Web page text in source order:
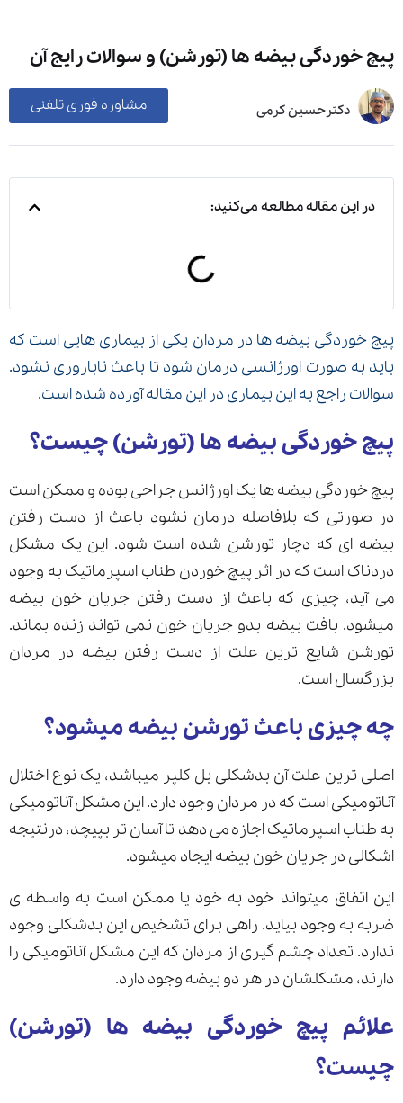
پیچ خوردگی بیضه ها (تورشن) و سوالات رایج آن
دکترحسین کرمی مشاوره فوری تلفنی
در این مقاله مطالعه می‌کنید:
پیچ خوردگی بیضه ها در مردان یکی از بیماری هایی است که
باید به صورت اورژانسی درمان شود تا باعث ناباروری نشود.
سوالات راجع به این بیماری در این مقاله آورده شده است.
پیچ خوردگی بیضه ها (تورشن) چیست؟
پیچ خوردگی بیضه ها یک اورژانس جراحی بوده و ممکن است
در صورتی که بلافاصله درمان نشود باعث از دست رفتن
بیضه ای که دچار تورشن شده است شود. این یک مشکل
دردناک است که در اثر پیچ خوردن طناب اسپرماتیک به وجود
می آید، چیزی که باعث از دست رفتن جریان خون بیضه
میشود. بافت بیضه بدو جریان خون نمی تواند زنده بماند.
تورشن شایع ترین علت از دست رفتن بیضه در مردان
بزرگسال است.
چه چیزی باعث تورشن بیضه میشود؟
اصلی ترین علت آن بدشکلی بل کلپر میباشد، یک نوع اختلال
آناتومیکی است که در مردان وجود دارد. این مشکل آناتومیکی
به طناب اسپرماتیک اجازه می دهد تا آسان تر بپیچد، درنتیجه
اشکالی در جریان خون بیضه ایجاد میشود.
این اتفاق میتواند خود به خود یا ممکن است به واسطه ی
ضربه به وجود بیاید. راهی برای تشخیص این بدشکلی وجود
ندارد. تعداد چشم گیری از مردان که این مشکل آناتومیکی را
دارند، مشکلشان در هر دو بیضه وجود دارد.
علائم پیچ خوردگی بیضه ها (تورشن)
چیست؟
ارسال
قدرت گرفته از همیارسیستم